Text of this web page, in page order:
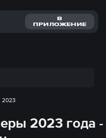
В
ПРИЛОЖЕНИЕ
2023
2023 года -